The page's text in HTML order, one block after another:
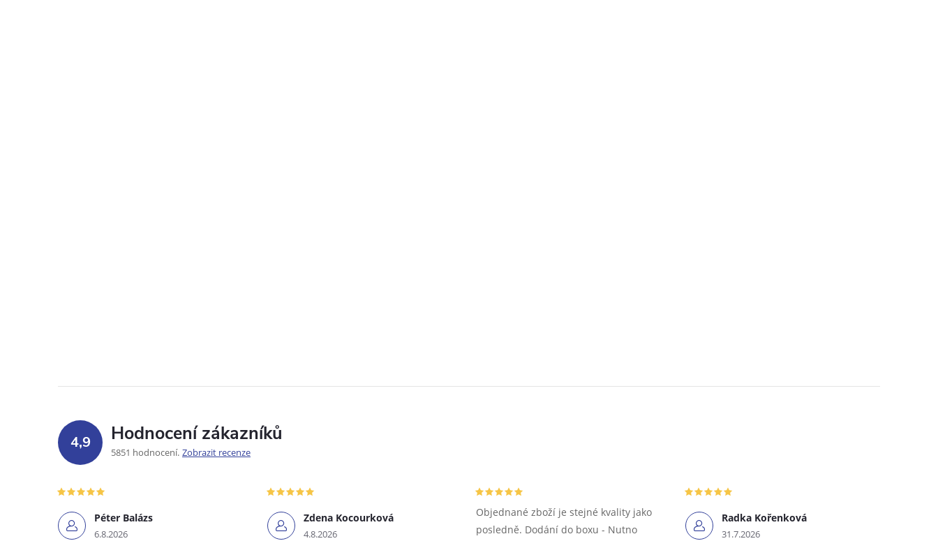
4,9 Hodnocení zákazníků
5851 hodnocení Zobrazit recenze
Péter Balázs
6.8.2026
Zdena Kocourková
4.8.2026
Objednané zboží je stejné kvality jako
posledně. Dodání do boxu - Nutno
Radka Kořenková
31.7.2026